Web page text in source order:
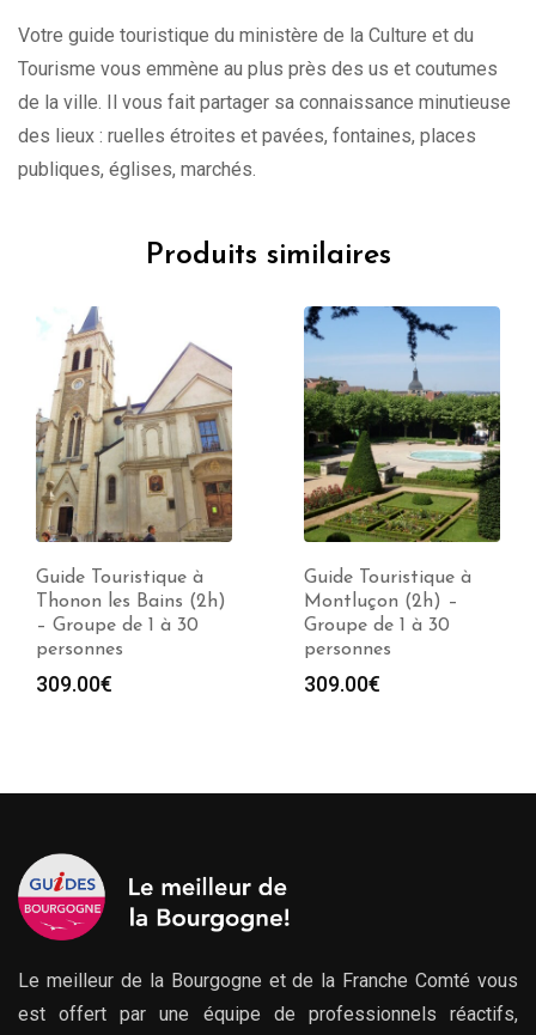
Votre guide touristique du ministère de la Culture et du
Tourisme vous emmène au plus près des us et coutumes
de la ville. Il vous fait partager sa connaissance minutieuse
des lieux : ruelles étroites et pavées, fontaines, places
publiques, églises, marchés.
Produits similaires
Guide Touristique à
Thonon les Bains (2h)
– Groupe de 1 à 30
personnes
309.00€
Guide Touristique à
Montluçon (2h) –
Groupe de 1 à 30
personnes
309.00€
Le meilleur de la Bourgogne et de la Franche Comté vous
est offert par une équipe de professionnels réactifs,